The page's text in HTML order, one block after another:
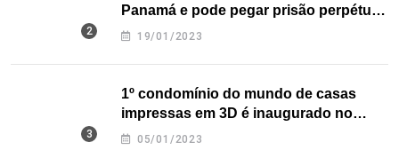
Panamá e pode pegar prisão perpétua
nos EUA
19/01/2023
1º condomínio do mundo de casas
impressas em 3D é inaugurado no
Texas
05/01/2023